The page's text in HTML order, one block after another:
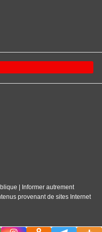
| Informer autrement
provenant de sites Internet